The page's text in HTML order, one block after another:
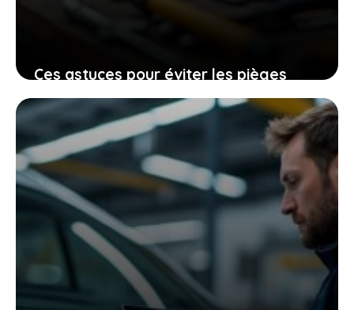
Ces astuces pour éviter les pièges
tarifaires chez la casse auto à
Chartres et gagner du temps
25 juin 2026